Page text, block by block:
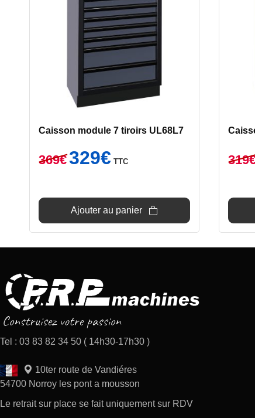
Caisson module 7 tiroirs UL68L7
369€
Le
prix
369€.
329€prix
329€.
TTC
Ajouter au panier
319
Tel : 03 83 82 34 50 ( 14h30-17h30 )
10ter route de Vandiéres
54700 Norroy les pont a mousson
Le retrait sur place se fait uniquement sur RDV